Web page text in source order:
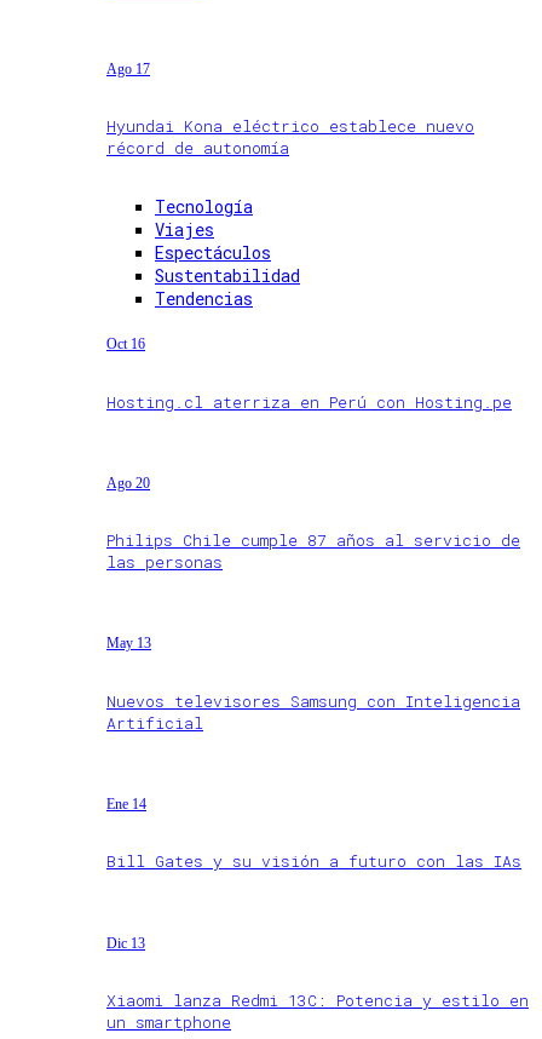
Ago 17
Hyundai Kona eléctrico establece nuevo
récord de autonomía
Tecnología
Viajes
Espectáculos
Sustentabilidad
Tendencias
Oct 16
Hosting.cl aterriza en Perú con Hosting.pe
Ago 20
Philips Chile cumple 87 años al servicio de
las personas
May 13
Nuevos televisores Samsung con Inteligencia
Artificial
Ene 14
Bill Gates y su visión a futuro con las IAs
Dic 13
Xiaomi lanza Redmi 13C: Potencia y estilo en
un smartphone